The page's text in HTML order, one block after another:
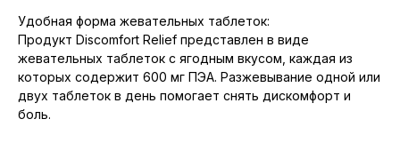
Удобная форма жевательных таблеток:
Продукт Discomfort Relief представлен в виде
жевательных таблеток с ягодным вкусом, каждая из
которых содержит 600 мг ПЭА. Разжевывание одной или
двух таблеток в день помогает снять дискомфорт и
боль.